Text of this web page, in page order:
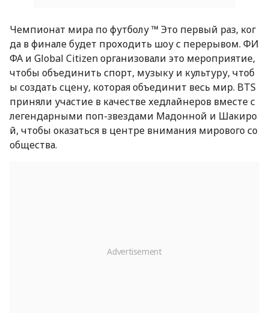
Чемпионат мира по футболу ™ Это первый раз, ког
да в финале будет проходить шоу с перерывом. ФИ
ФА и Global Citizen организовали это мероприятие,
чтобы объединить спорт, музыку и культуру, чтоб
ы создать сцену, которая объединит весь мир. BTS
приняли участие в качестве хедлайнеров вместе с
легендарными поп-звездами Мадонной и Шакиро
й, чтобы оказаться в центре внимания мирового со
общества.